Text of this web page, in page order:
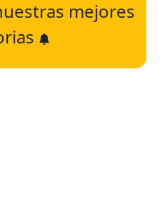
mejores